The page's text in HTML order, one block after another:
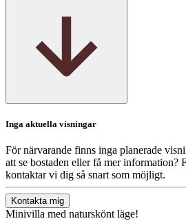
Inga aktuella visningar
För närvarande finns inga planerade
att se bostaden eller få mer information?
kontaktar vi dig så snart som möjligt.
Kontakta mig
Minivilla med naturskönt läge!